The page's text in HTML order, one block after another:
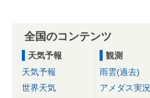
全国のコンテンツ
天気予報
天気予報
世界天気
観測
雨雲(過去)
アメダス実況